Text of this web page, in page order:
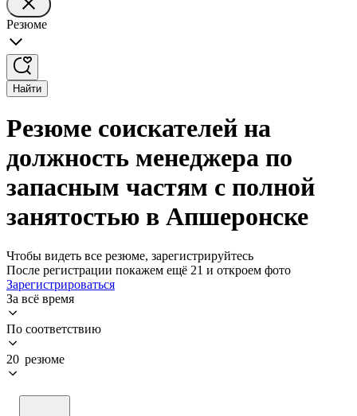
Резюме
Найти
Резюме соискателей на
должность менеджера по
запасным частям с полной
занятостью в Апшеронске
Чтобы видеть все резюме, зарегистрируйтесь
После регистрации покажем ещё 21 и откроем фото
Зарегистрироваться
За всё время
По соответствию
20 резюме